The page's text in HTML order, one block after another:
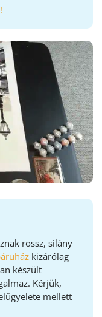
rossz, silány
kizárólag
készült
Kérjük,
mellett